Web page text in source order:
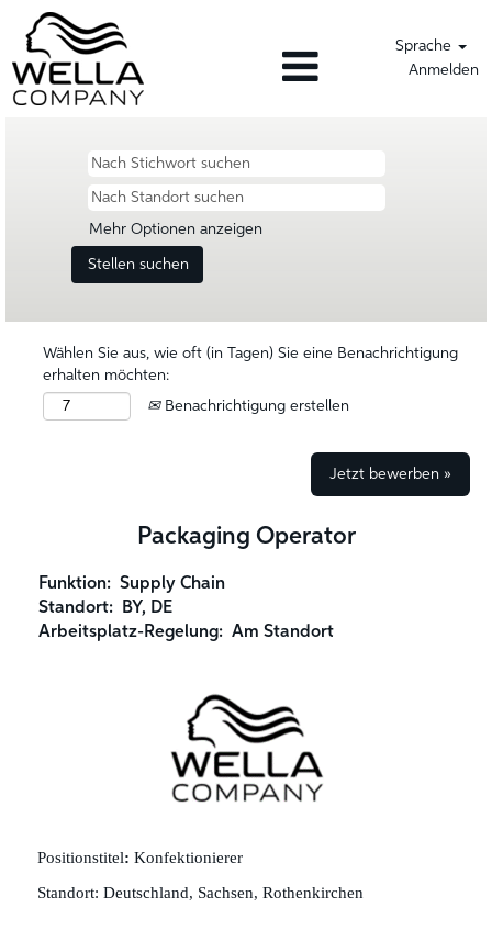
Sprache
Anmelden
Mehr Optionen anzeigen
Wählen Sie aus, wie oft (in Tagen) Sie eine Benachrichtigung
erhalten möchten:
Benachrichtigung erstellen
Jetzt bewerben »
Packaging Operator
Funktion: Supply Chain
Standort:
BY, DE
Arbeitsplatz-Regelung: Am Standort
Positionstitel: Konfektionierer
Standort: Deutschland, Sachsen, Rothenkirchen